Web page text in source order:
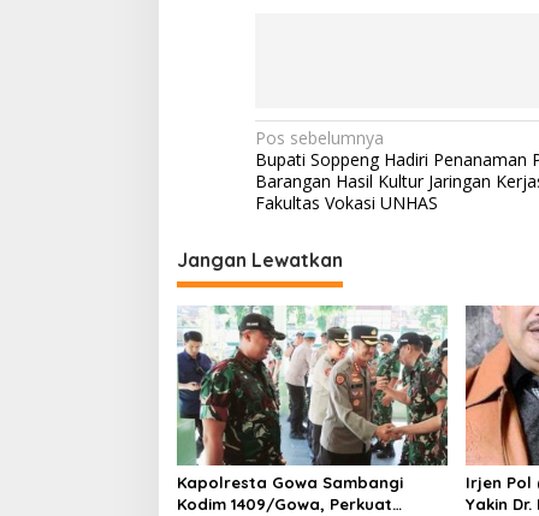
N
a
v
i
g
a
s
i
p
o
s
Pos sebelumnya
Bupati Soppeng Hadiri Penanaman
Barangan Hasil Kultur Jaringan
Fakultas Vokasi UNHAS
Jangan Lewatkan
Kapolresta Gowa Sambangi
Kodim 1409/Gowa, Perkuat
Irjen Pol
Yakin